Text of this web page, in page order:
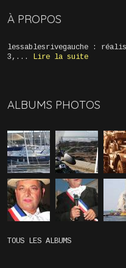
À PROPOS
lessablesrivegauche :
3,...
Lire la suite
ALBUMS PHOTOS
TOUS LES ALBUMS